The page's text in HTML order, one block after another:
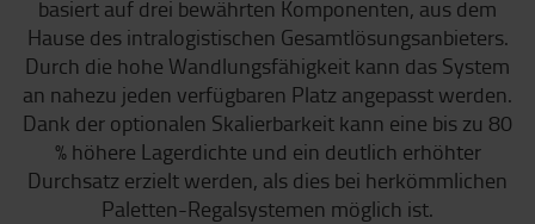
basiert auf drei bewährten Komponenten, aus dem
Hause des intralogistischen Gesamtlösungsanbieters.
Durch die hohe Wandlungsfähigkeit kann das System
an nahezu jeden verfügbaren Platz angepasst werden.
Dank der optionalen Skalierbarkeit kann eine bis zu 80
% höhere Lagerdichte und ein deutlich erhöhter
Durchsatz erzielt werden, als dies bei herkömmlichen
Paletten-Regalsystemen möglich ist.